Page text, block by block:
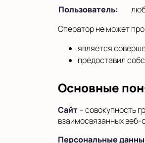
Пользователь:
Оператор не может
является
предоставил
Основные
Сайт– совокупность
взаимосвязанных веб-
Персональные